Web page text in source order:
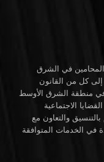
في الشرق
إلى كل من القانون
في منطقة الشرق الأوسط
الاجتماعية
والتعاون مع
في الخدمات المتوافقة